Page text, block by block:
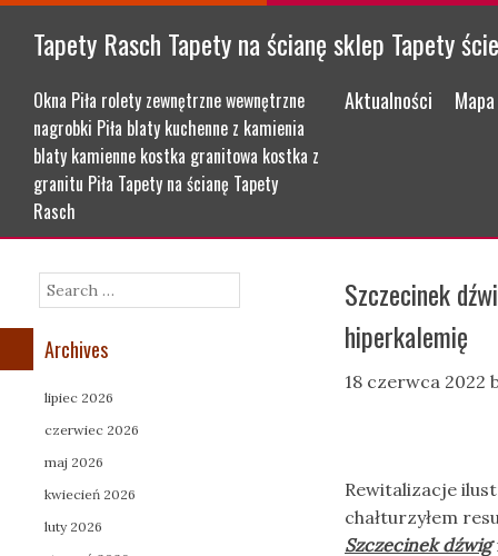
Tapety Rasch Tapety na ścianę sklep Tapety
Okna Piła rolety zewnętrzne wewnętrzne
nagrobki Piła blaty kuchenne z kamienia
blaty kamienne kostka granitowa kostka z
granitu Piła Tapety na ścianę Tapety
Rasch
Menu
Skip to content
Aktualności
Szczecinek
hiperkalemię
18 czerwca 2022
Rewitalizacje
chałturzyłem
Szczecinek dźwig
Search
Archives
lipiec 2026
czerwiec 2026
maj 2026
kwiecień 2026
luty 2026